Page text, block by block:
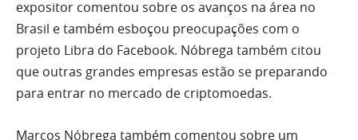
expositor comentou sobre os avanços na área no
Brasil e também esboçou preocupações com o
projeto Libra do Facebook. Nóbrega também citou
que outras grandes empresas estão se preparando
para entrar no mercado de criptomoedas.
Marcos Nóbrega também comentou sobre um